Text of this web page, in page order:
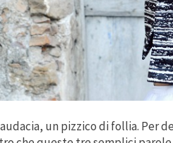
un pizzico di follia. Per